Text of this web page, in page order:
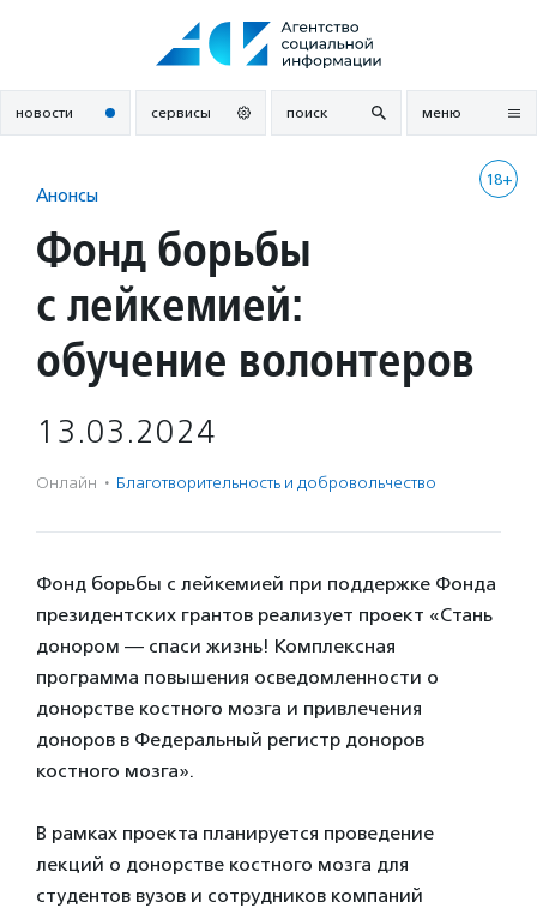
новости сервисы поиск меню
18+
Анонсы
Фонд борьбы
с лейкемией:
обучение волонтеров
13.03.2024
Онлайн · Благотвори­тель­ность и доброволь­чест­во
Фонд борьбы с лейкемией при поддержке Фонда
президентских грантов реализует проект «Стань
донором — спаси жизнь! Комплексная
программа повышения осведомленности о
донорстве костного мозга и привлечения
доноров в Федеральный регистр доноров
костного мозга».
В рамках проекта планируется проведение
лекций о донорстве костного мозга для
студентов вузов и сотрудников компаний